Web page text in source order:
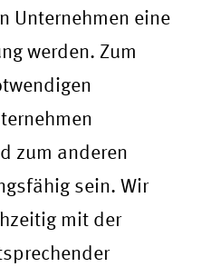
Unternehmen eine
werden. Zum
zum anderen
sein. Wir
mit der